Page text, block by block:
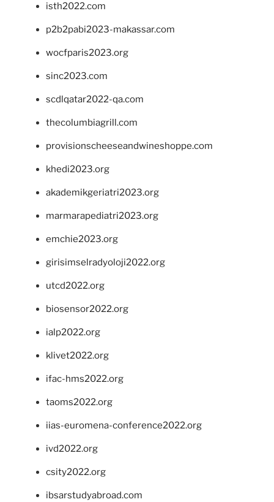
isth2022.com
p2b2pabi2023-makassar.com
wocfparis2023.org
sinc2023.com
scdlqatar2022-qa.com
thecolumbiagrill.com
provisionscheeseandwineshoppe.com
khedi2023.org
akademikgeriatri2023.org
marmarapediatri2023.org
emchie2023.org
girisimselradyoloji2022.org
utcd2022.org
biosensor2022.org
ialp2022.org
klivet2022.org
ifac-hms2022.org
taoms2022.org
iias-euromena-conference2022.org
ivd2022.org
csity2022.org
ibsarstudyabroad.com